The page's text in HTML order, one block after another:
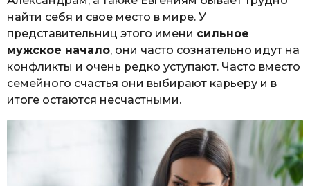
найти себя и свое место в мире. У
представительниц этого имени сильное
мужское начало, они часто сознательно идут на
конфликты и очень редко уступают. Часто вместо
семейного счастья они выбирают карьеру и в
итоге остаются несчастными.